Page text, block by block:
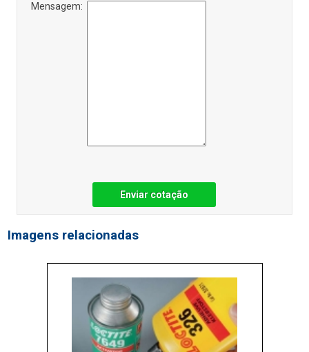
Mensagem:
Enviar cotação
Imagens relacionadas